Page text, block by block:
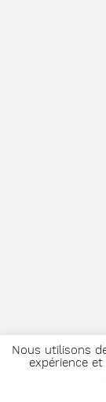
Nous utilisons
expérience